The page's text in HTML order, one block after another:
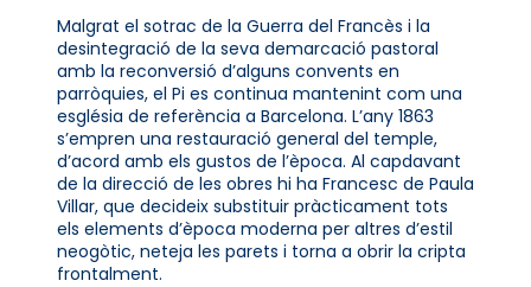
Malgrat el sotrac de la Guerra del Francès i la
desintegració de la seva demarcació pastoral
amb la reconversió d’alguns convents en
parròquies, el Pi es continua mantenint com una
església de referència a Barcelona. L’any 1863
s’empren una restauració general del temple,
d’acord amb els gustos de l’època. Al capdavant
de la direcció de les obres hi ha Francesc de Paula
Villar, que decideix substituir pràcticament tots
els elements d’època moderna per altres d’estil
neogòtic, neteja les parets i torna a obrir la cripta
frontalment.